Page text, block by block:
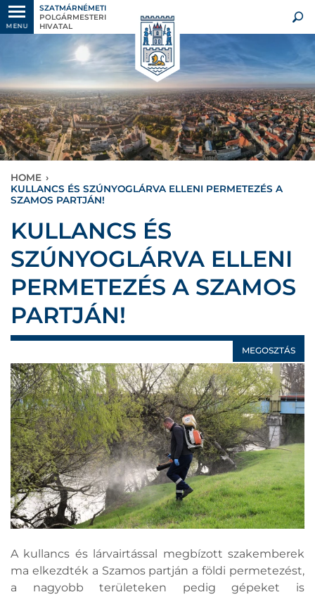
MENU
SZATMÁRNÉMETI
POLGÁRMESTERI
HIVATAL
HOME ›
KULLANCS ÉS SZÚNYOGLÁRVA ELLENI PERMETEZÉS A
SZAMOS PARTJÁN!
KULLANCS ÉS
SZÚNYOGLÁRVA ELLENI
PERMETEZÉS A SZAMOS
PARTJÁN!
MEGOSZTÁS
A kullancs és lárvairtással megbízott szakemberek
ma elkezdték a Szamos partján a földi permetezést,
a nagyobb területeken pedig gépeket is